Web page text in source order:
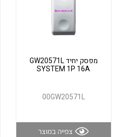
לכל מוצרי היצרן
מפסק יחיד GW20571L
SYSTEM 1P 16A
00GW20571L
צפייה במוצר